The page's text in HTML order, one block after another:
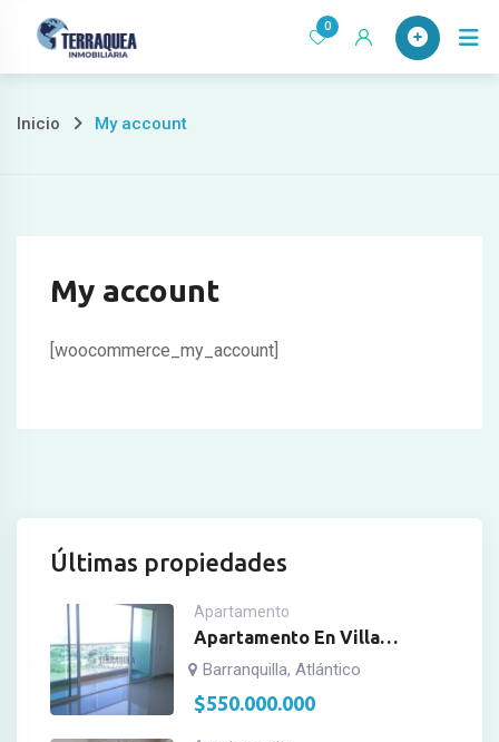
0
Inicio My account
My account
[woocommerce_my_account]
Últimas propiedades
Apartamento
Apartamento En Villa
Campestre
Barranquilla, Atlántico
$550.000.000